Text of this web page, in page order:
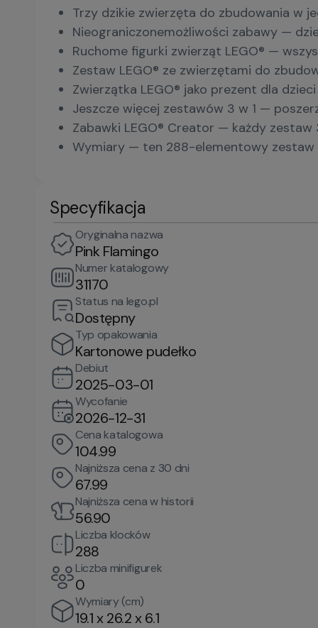
Trzy dzikie zwierzęta do zbudowania w
Nieograniczonemożliwości zabawy —
Ruchome figurki zwierząt LEGO® —
Zestaw LEGO® ze zwierzętami do
Zwierzątka LEGO® jako prezent dla
Jeszcze więcej zestawów 3 w 1 —
Zabawki LEGO® Creator — każdy
Wymiary — ten 288-elementowy zestaw
Specyfikacja
Oryginalna nazwa
Pink Flamingo
Numer katalogowy
31170
Status na lego.pl
Dostępny
Typ opakowania
Kartonowe pudełko
Debiut
2025-03-01
Wycofanie
2026-12-31
Cena katalogowa
104.99
Najniższa cena z 30 dni
67.99
Najniższa cena w historii
56.90
Liczba klocków
288
Liczba minifigurek
0
Wymiary (cm)
19.1 x 26.2 x 6.1